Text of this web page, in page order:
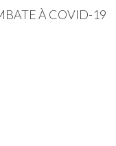
À COVID-19